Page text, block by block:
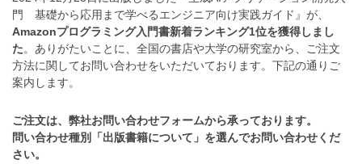
門 基礎から応用まで学べるエンジニア向け実践ガイド』が、
Amazonプログラミング入門書新着ランキング1位を獲得しまし
た。ありがたいことに、全国の書店や大学の研究室から、ご注文
方法に関してお問い合わせをいただいております。下記の通りご
案内します。
ご注文は、弊社お問い合わせフォームから承っております。
問い合わせ種別「出版書籍について」を選んでお問い合わせくだ
さい。